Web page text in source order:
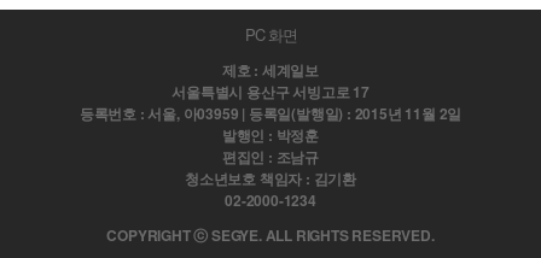
PC 화면
제호 : 세계일보
서울특별시 용산구 서빙고로 17
등록번호 : 서울, 아03959 | 등록일(발행일) : 2015년 11월 2일
발행인 : 박정훈
편집인 : 조남규
청소년보호 책임자 : 김기환
02-2000-1234
COPYRIGHT ⓒ SEGYE. ALL RIGHTS RESERVED.